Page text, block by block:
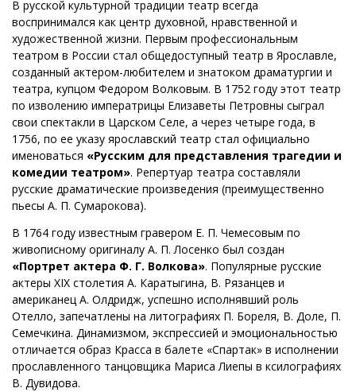
В русской культурной традиции театр всегда
воспринимался как центр духовной, нравственной и
художественной жизни. Первым профессиональным
театром в России стал общедоступный театр в Ярославле,
созданный актером-любителем и знатоком драматургии и
театра, купцом Федором Волковым. В 1752 году этот театр
по изволению императрицы Елизаветы Петровны сыграл
свои спектакли в Царском Селе, а через четыре года, в
1756, по ее указу ярославский театр стал официально
именоваться «Русским для представления трагедии и
комедии театром». Репертуар театра составляли
русские драматические произведения (преимущественно
пьесы А. П. Сумарокова).
В 1764 году известным гравером Е. П. Чемесовым по
живописному оригиналу А. П. Лосенко был создан
«Портрет актера Ф. Г. Волкова». Популярные русские
актеры XIX столетия А. Каратыгина, В. Рязанцев и
американец А. Олдридж, успешно исполнявший роль
Отелло, запечатлены на литографиях П. Бореля, В. Доле, П.
Семечкина. Динамизмом, экспрессией и эмоциональностью
отличается образ Красса в балете «Спартак» в исполнении
прославленного танцовщика Мариса Лиепы в ксилографиях
В. Дувидова.